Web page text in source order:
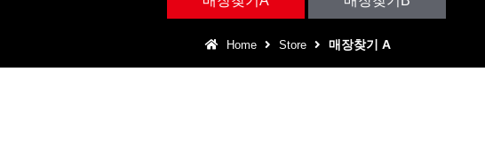
Home Store 매장찾기 A